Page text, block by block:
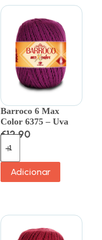
Barroco 6 Max
Color 6375 – Uva
€12.90
Adicionar